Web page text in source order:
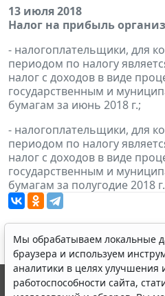
13 июля 2018
Налог на прибыль
- налогоплательщики, для
периодом по налогу
налог с доходов в виде
государственным и
бумагам за июнь 2018 г.;
- налогоплательщики, для
периодом по налогу
налог с доходов в виде
государственным и
бумагам за полугодие 2018 г.
Мы обрабатываем локальные
браузера и используем
аналитики в целях улучшения
работоспособности сайта,